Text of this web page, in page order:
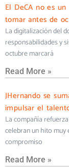
El DeCA no es
tomar antes de
La digitalización del
responsabilidades y
octubre marcará
Read More »
JHernando se
impulsar el
La compañía
celebran un hito muy
compromiso
Read More »